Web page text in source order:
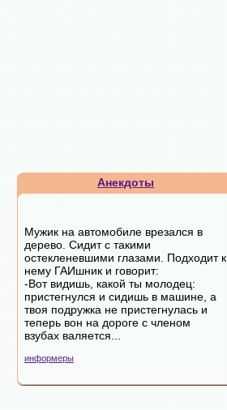
Анекдоты
Мужик на автомобиле врезался в
дерево. Сидит с такими
остекленевшими глазами. Подходит к
нему ГАИшник и говорит:
-Вот видишь, какой ты молодец:
пристегнулся и сидишь в машине, а
твоя подружка не пристегнулась и
теперь вон на дороге с членом
взубах валяется...
информеры